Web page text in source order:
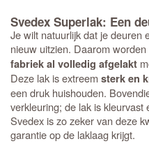
Svedex Superlak: Een
Je wilt natuurlijk dat je deuren
nieuw uitzien. Daarom
fabriek al volledig afgelakt
Deze lak is extreemsterk en
een druk huishouden.
verkleuring; de lak is kleurvast
Svedex is zo zeker van deze
garantie op de laklaag krijgt.